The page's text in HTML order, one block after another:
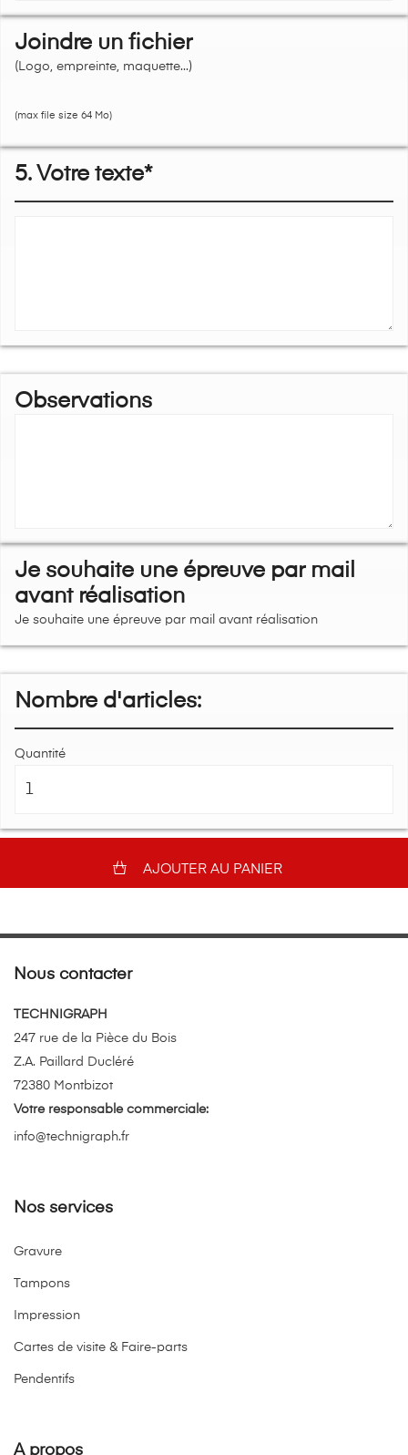
Joindre un fichier
(Logo, empreinte, maquette...)
(max file size 64 Mo)
5. Votre texte*
Observations
Je souhaite une épreuve par mail
avant réalisation
Je souhaite une épreuve par mail avant réalisation
Nombre d'articles:
Quantité
AJOUTER AU PANIER
Nous contacter
TECHNIGRAPH
247 rue de la Pièce du Bois
Z.A. Paillard Ducléré
72380 Montbizot
Votre responsable commerciale:
info@technigraph.fr
Nos services
Gravure
Tampons
Impression
Cartes de visite & Faire-parts
Pendentifs
A propos